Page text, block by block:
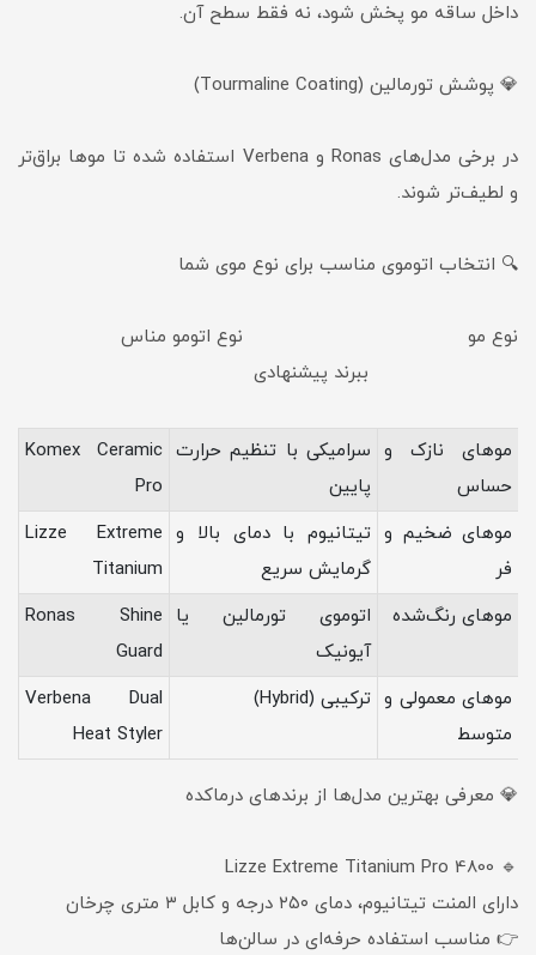
داخل ساقه مو پخش شود، نه فقط سطح آن.
💎 پوشش تورمالین (Tourmaline Coating)
در برخی مدل‌های Ronas و Verbena استفاده شده تا موها براق‌تر
و لطیف‌تر شوند.
🔍 انتخاب اتوموی مناسب برای نوع موی شما
نوع مو نوع اتومو مناس
ببرند پیشنهادی
موهای نازک و
حساس
سرامیکی با تنظیم حرارت
پایین
Komex Ceramic
Pro
موهای ضخیم و
فر
تیتانیوم با دمای بالا و
گرمایش سریع
Lizze Extreme
Titanium
موهای رنگ‌شده
اتوموی تورمالین یا
آیونیک
Ronas Shine
Guard
موهای معمولی و
متوسط
ترکیبی (Hybrid)
Verbena Dual
Heat Styler
💎 معرفی بهترین مدل‌ها از برندهای درماکده
🔹 Lizze Extreme Titanium Pro 4800
دارای المنت تیتانیوم، دمای ۲۵۰ درجه و کابل ۳ متری چرخان
👉 مناسب استفاده حرفه‌ای در سالن‌ها